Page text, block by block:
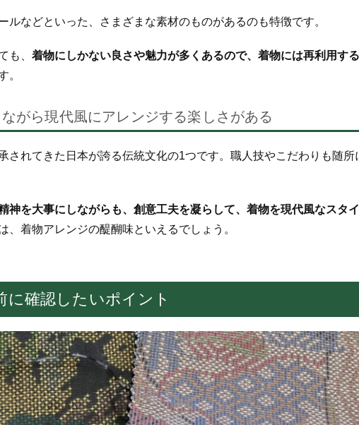
ルなどといった、さまざまな素材のものがあるのも特徴です。
も、 着物にしかない良さや魅力が多くあるので、着物には再利用す
。
がら現代風にアレンジする楽しさがある
されてきた日本が誇る伝統文化の1つです。 職人技やこだわりも随所
神を大事にしながらも、創意工夫を凝らして、着物を現代風なスタ
、着物アレンジの醍醐味といえるでしょう。
に確認したいポイント